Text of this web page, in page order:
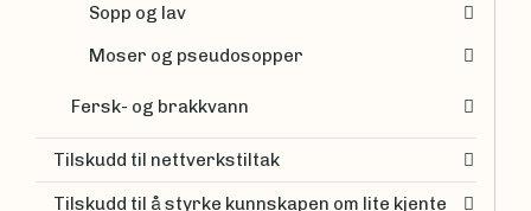
Sopp og lav
Moser og pseudosopper
Fersk- og brakkvann
Tilskudd til nettverkstiltak
Tilskudd til å styrke kunnskapen om lite kjente